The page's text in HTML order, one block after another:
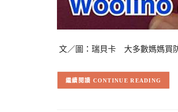
文／圖：瑞貝卡 大多數媽媽買
CONTINUE READING